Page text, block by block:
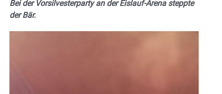
Bei der Vorsilvesterparty an der Eislauf-Arena steppte
der Bär.